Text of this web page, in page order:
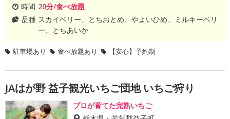
時間 20分/食べ放題
品種 スカイベリー、とちおとめ、やよいひめ、ミルキーベリ
ー、とちあいか
駐車場あり 食べ放題あり 【安心】予約制
JAはが野 益子観光いちご団地 いちご狩り
プロが育てた完熟いちご